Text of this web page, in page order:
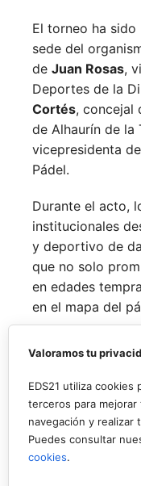
El torneo ha
sede del
de Juan Rosas,
Deportes de la
Cortés, concejal
de Alhaurín de la
vicepresidenta
Pádel.
Durante el acto,
institucionales
y deportivo de
que no solo
en edades
en el mapa del
De forma
Promises, la
fechas los
Menores 2026.
incorporar la
global,
formativa.
El
Valoramos tu
EDS21 utiliza cookies
terceros para
navegación y realizar
Puedes consultar
cookies.